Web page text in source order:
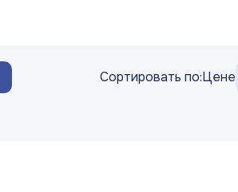
Сортировать по:Цене